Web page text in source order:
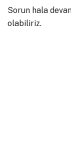
Sorun hala
olabiliriz.